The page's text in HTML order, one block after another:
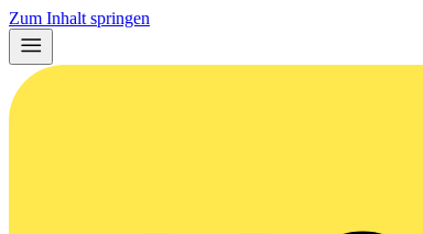
Zum Inhalt springen